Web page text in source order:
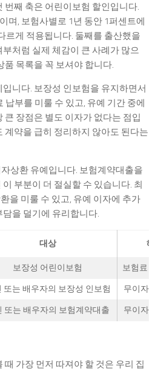
번째 축은 어린이보험 할인입니다.
며, 보험사별로 1년 동안 1퍼센트에
르게 적용됩니다. 둘째를 출산했을
처럼 실제 체감이 큰 사례가 많으
목록을 꼭 보셔야 합니다.
니다. 보장성 인보험을 유지하면서
납부를 미룰 수 있고, 유예 기간 중에
큰 장점은 별도 이자가 없다는 점입
계약을 급히 정리하지 않아도 된다는
상환 유예입니다. 보험계약대출을
부분이 더 절실할 수 있습니다. 최
을 미룰 수 있고, 유예 이자에 추가
을 덜기에 유리합니다.
대상 혜
보장성 어린이보험 보험료
또는 배우자의 보장성 인보험 무이자
또는 배우자의 보험계약대출 무이자
때 가장 먼저 따져야 할 것은 우리 집